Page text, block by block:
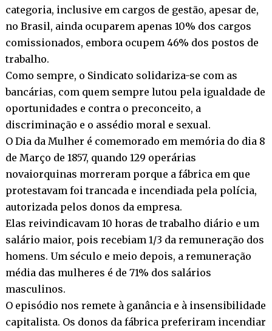
categoria, inclusive em cargos de gestão, apesar de,
no Brasil, ainda ocuparem apenas 10% dos cargos
comissionados, embora ocupem 46% dos postos de
trabalho.
Como sempre, o Sindicato solidariza-se com as
bancárias, com quem sempre lutou pela igualdade de
oportunidades e contra o preconceito, a
discriminação e o assédio moral e sexual.
O Dia da Mulher é comemorado em memória do dia 8
de Março de 1857, quando 129 operárias
novaiorquinas morreram porque a fábrica em que
protestavam foi trancada e incendiada pela polícia,
autorizada pelos donos da empresa.
Elas reivindicavam 10 horas de trabalho diário e um
salário maior, pois recebiam 1/3 da remuneração dos
homens. Um século e meio depois, a remuneração
média das mulheres é de 71% dos salários
masculinos.
O episódio nos remete à ganância e à insensibilidade
capitalista. Os donos da fábrica preferiram incendiar